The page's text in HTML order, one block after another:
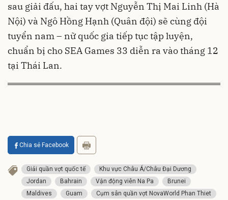
sau giải đấu, hai tay vợt Nguyễn Thị Mai Linh (Hà
Nội) và Ngô Hồng Hạnh (Quân đội) sẽ cùng đội
tuyển nam – nữ quốc gia tiếp tục tập luyện,
chuẩn bị cho SEA Games 33 diễn ra vào tháng 12
tại Thái Lan.
Chia sẻ Facebook
Giải quần vợt quốc tế
Khu vực Châu Á/Châu Đại Dương
Jordan
Bahrain Vận động viên Na Pa
Brunei
Maldives
Guam
Cụm sân quần vợt NovaWorld Phan Thiet